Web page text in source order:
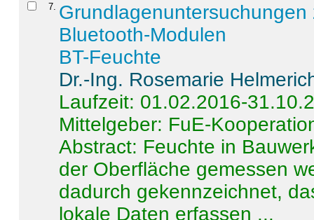
7
Bluetooth-Modulen
BT-Feuchte
Dr.-Ing. Rosemarie
Laufzeit: 01.02.2016-
Mittelgeber: FuE-
Abstract: Feuchte in
der Oberfläche gemessen
dadurch gekennzeichnet,
lokale Daten erfassen ...